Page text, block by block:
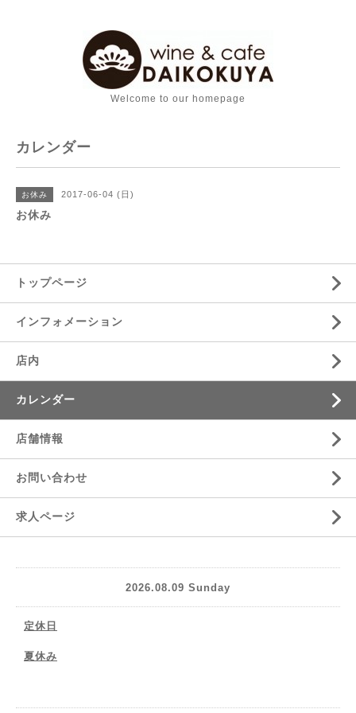
Welcome to our homepage
カレンダー
お休み 2017-06-04 (日)
お休み
トップページ
インフォメーション
店内
カレンダー
店舗情報
お問い合わせ
求人ページ
2026.08.09 Sunday
定休日
夏休み